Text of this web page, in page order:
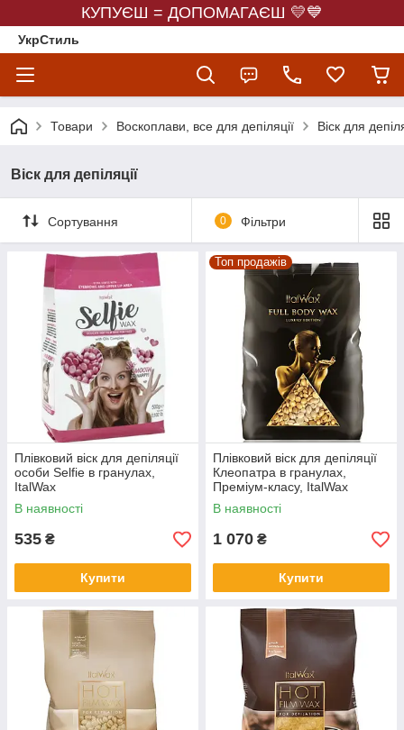
КУПУЄШ = ДОПОМАГАЄШ 💛💙
УкрСтиль
Товари Воскоплави, все для депіляції Віск для
Віск для депіляції
Сортування 0 Фільтри
Плівковий віск для депіляції
особи Selfie в гранулах,
ItalWax
В наявності
535 ₴
Купити
Топ продажів
Плівковий віск для депіляції
Клеопатра в гранулах,
Преміум-класу, ItalWax
В наявності
1 070 ₴
Купити